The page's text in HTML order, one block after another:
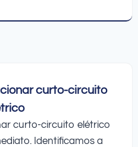
curto-circuito
curto-circuito elétrico
Identificamos a